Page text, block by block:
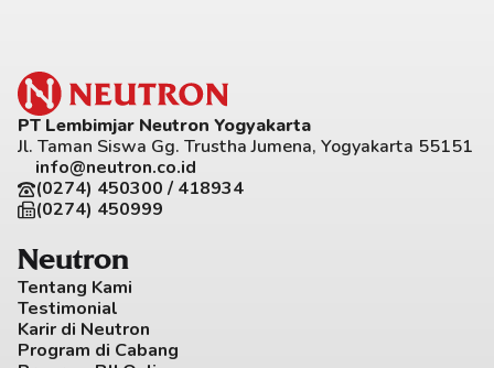
PT Lembimjar Neutron Yogyakarta
Jl. Taman Siswa Gg. Trustha Jumena, Yogyakarta 55151
info@neutron.co.id
(0274) 450300 / 418934
(0274) 450999
Neutron
Tentang Kami
Testimonial
Karir di Neutron
Program di Cabang